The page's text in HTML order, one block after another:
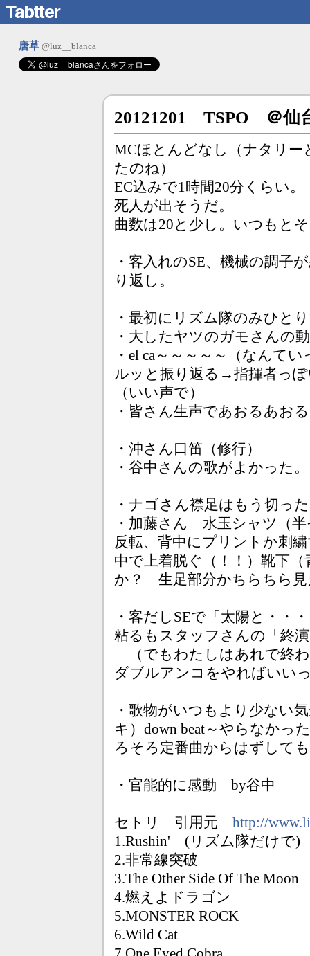
唐草 @luz__blanca
20121201 TSPO ＠仙
MCほとんどなし（ナタリ
たのね）
EC込みで1時間20分くらい
死人が出そうだ。
曲数は20と少し。いつもと
・客入れのSE、機械の調子
り返し。
・最初にリズム隊のみひと
・大したヤツのガモさんの
・el ca～～～～～（なんて
ルッと振り返る→指揮者っ
（いい声で）
・皆さん生声であおるあお
・沖さん口笛（修行）
・谷中さんの歌がよかった
・ナゴさん襟足はもう切っ
・加藤さん 水玉シャツ（
反転、背中にプリントか刺
中で上着脱ぐ（！！）靴下
か？ 生足部分かちらちら見
・客だしSEで「太陽と・
粘るもスタッフさんの「終
（でもわたしはあれで終
ダブルアンコをやればいい
・歌物がいつもより少ない
キ）down beat～やらなか
ろそろ定番曲からはずして
・官能的に感動 by谷中
セトリ 引用元 http://
1.Rushin' (リズム隊だけで)
2.非常線突破
3.The Other Side Of The Moon
4.燃えよドラゴン
5.MONSTER ROCK
6.Wild Cat